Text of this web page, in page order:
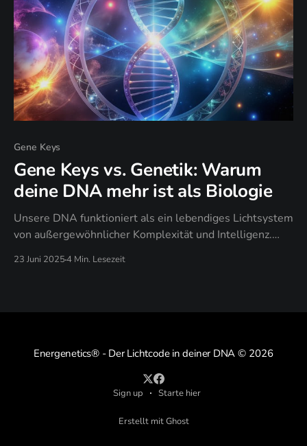
Gene Keys
Gene Keys vs. Genetik: Warum
deine DNA mehr ist als Biologie
Unsere DNA funktioniert als ein lebendiges Lichtsystem
von außergewöhnlicher Komplexität und Intelligenz.
23 Juni 20254 Min. Lesezeit
Energenetics® - Der Lichtcode in deiner DNA © 2026
Sign up Starte hier
Erstellt mit Ghost